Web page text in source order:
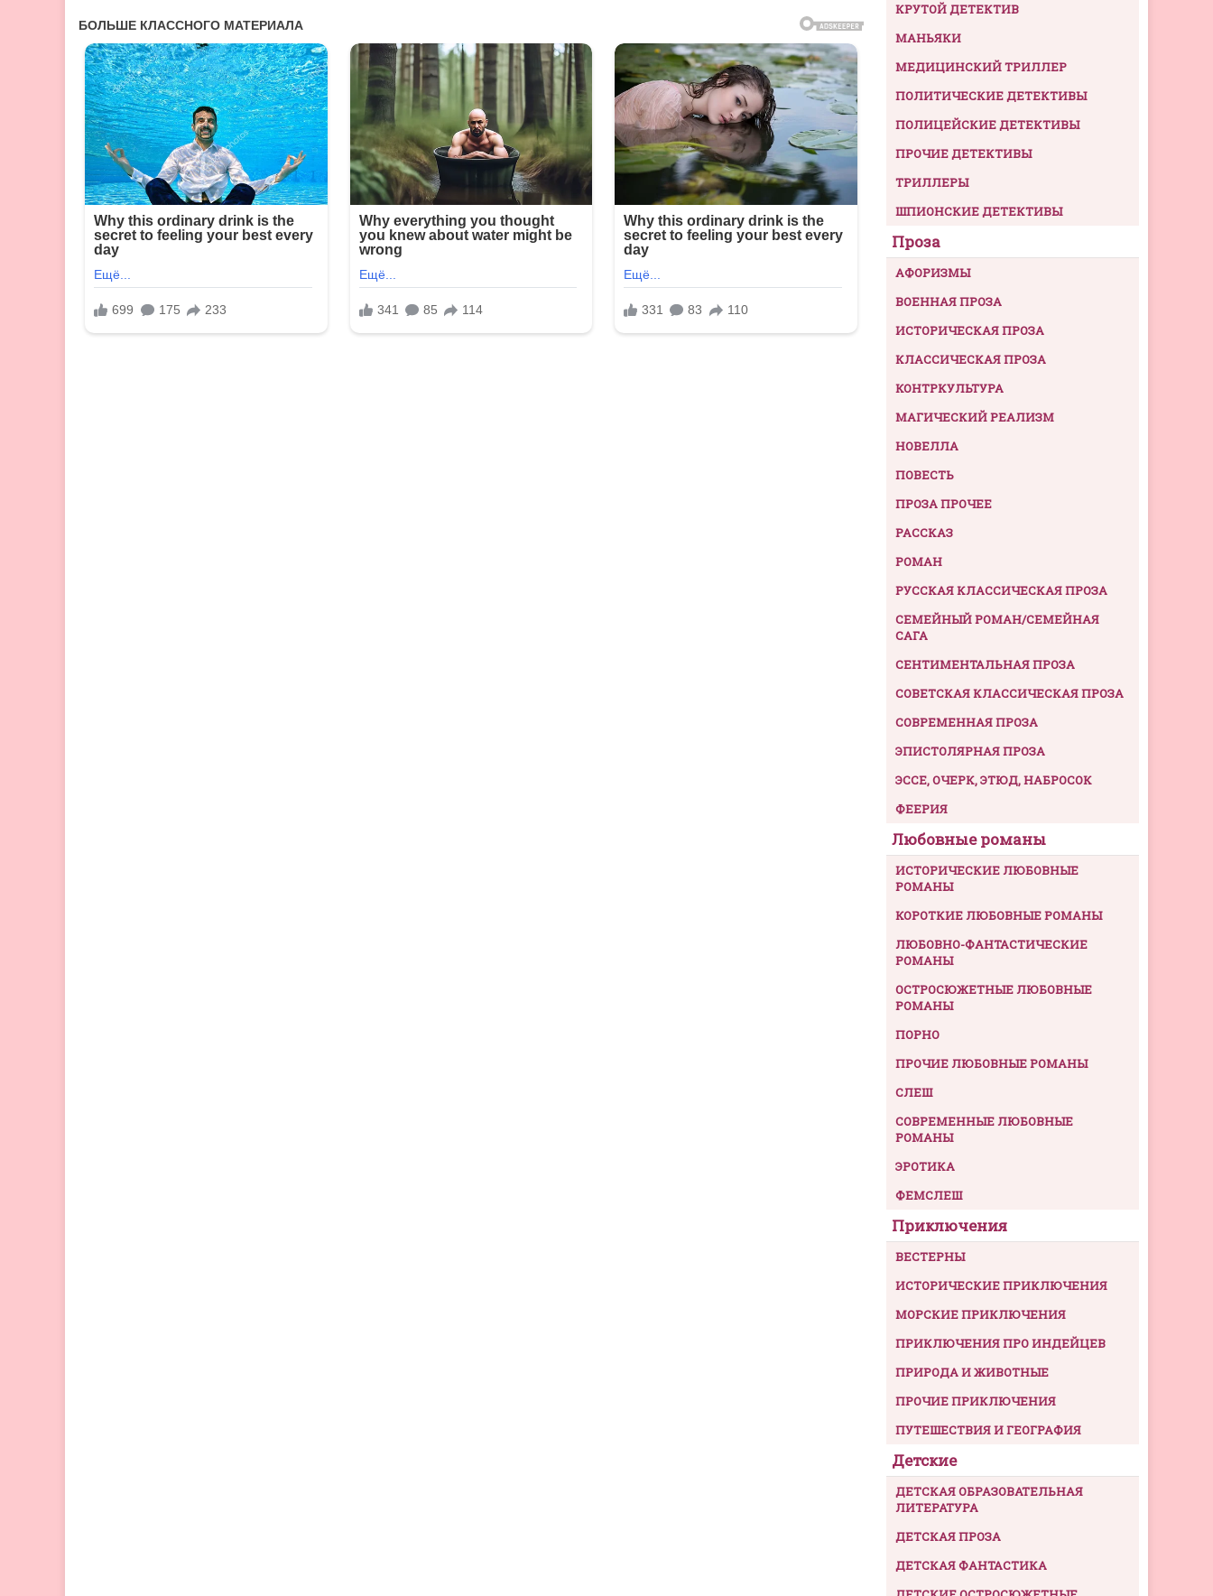
КРУТОЙ ДЕТЕКТИВ
МАНЬЯКИ
МЕДИЦИНСКИЙ ТРИЛЛЕР
ПОЛИТИЧЕСКИЕ ДЕТЕКТИВЫ
ПОЛИЦЕЙСКИЕ ДЕТЕКТИВЫ
ПРОЧИЕ ДЕТЕКТИВЫ
ТРИЛЛЕРЫ
ШПИОНСКИЕ ДЕТЕКТИВЫ
Проза
АФОРИЗМЫ
ВОЕННАЯ ПРОЗА
ИСТОРИЧЕСКАЯ ПРОЗА
КЛАССИЧЕСКАЯ ПРОЗА
КОНТРКУЛЬТУРА
МАГИЧЕСКИЙ РЕАЛИЗМ
НОВЕЛЛА
ПОВЕСТЬ
ПРОЗА ПРОЧЕЕ
РАССКАЗ
РОМАН
РУССКАЯ КЛАССИЧЕСКАЯ ПРОЗА
СЕМЕЙНЫЙ РОМАН/СЕМЕЙНАЯ
САГА
СЕНТИМЕНТАЛЬНАЯ ПРОЗА
СОВЕТСКАЯ КЛАССИЧЕСКАЯ ПРОЗА
СОВРЕМЕННАЯ ПРОЗА
ЭПИСТОЛЯРНАЯ ПРОЗА
ЭССЕ, ОЧЕРК, ЭТЮД, НАБРОСОК
ФЕЕРИЯ
Любовные романы
ИСТОРИЧЕСКИЕ ЛЮБОВНЫЕ
РОМАНЫ
КОРОТКИЕ ЛЮБОВНЫЕ РОМАНЫ
ЛЮБОВНО-ФАНТАСТИЧЕСКИЕ
РОМАНЫ
ОСТРОСЮЖЕТНЫЕ ЛЮБОВНЫЕ
РОМАНЫ
ПОРНО
ПРОЧИЕ ЛЮБОВНЫЕ РОМАНЫ
СЛЕШ
СОВРЕМЕННЫЕ ЛЮБОВНЫЕ
РОМАНЫ
ЭРОТИКА
ФЕМСЛЕШ
Приключения
ВЕСТЕРНЫ
ИСТОРИЧЕСКИЕ ПРИКЛЮЧЕНИЯ
МОРСКИЕ ПРИКЛЮЧЕНИЯ
ПРИКЛЮЧЕНИЯ ПРО ИНДЕЙЦЕВ
ПРИРОДА И ЖИВОТНЫЕ
ПРОЧИЕ ПРИКЛЮЧЕНИЯ
ПУТЕШЕСТВИЯ И ГЕОГРАФИЯ
Детские
ДЕТСКАЯ ОБРАЗОВАТЕЛЬНАЯ
ЛИТЕРАТУРА
ДЕТСКАЯ ПРОЗА
ДЕТСКАЯ ФАНТАСТИКА